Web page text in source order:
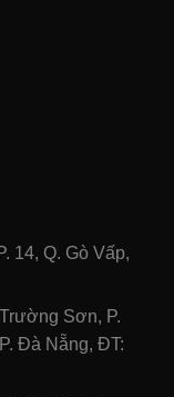
14, Q. Gò Vấp,
Sơn, P.
Đà Nẵng, ĐT: